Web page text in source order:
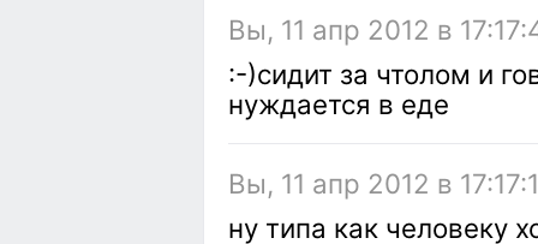
Вы, 11 апр 2012 в
:-)сидит за чтолом и
нуждается в еде
Вы, 11 апр 2012 в
ну типа как человеку